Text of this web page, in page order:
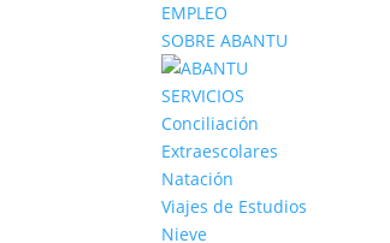
EMPLEO
SOBRE ABANTU
SERVICIOS
Conciliación
Extraescolares
Natación
Viajes de Estudios
Nieve